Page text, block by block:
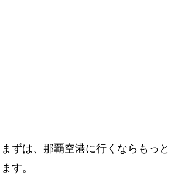
まずは、那覇空港に行くならもっ
ます。